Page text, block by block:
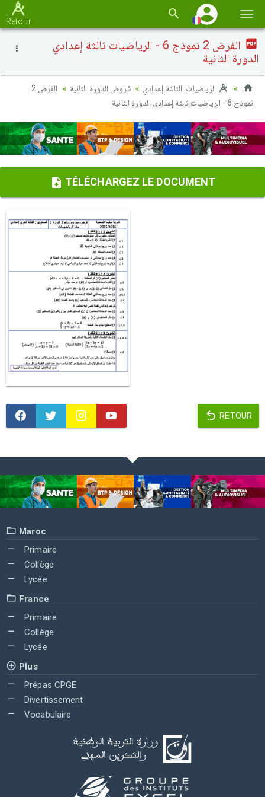
la
Retour
الفرض 2 نموذج 6 - الرياضيات ثالثة إعدادي
الدورة الثانية
الرياضيات: الثالثة إعدادي فروض الدورة الثانية
الفرض 2
نموذج 6 - الرياضيات ثالثة إعدادي الدورة الثانية
TÉLÉCHARGEZ LE DOCUMENT
RETOUR
Maroc
Primaire
Collège
Lycée
France
Primaire
Collège
Lycée
Plus
Prépas CPGE
Divertissement
Vocabulaire